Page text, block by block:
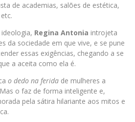
de academias, salões de estética,
Regina Antonia introjeta
da sociedade em que vive, e se pune
essas exigências, chegando a se
a aceita como ela é.
o dedo na ferida de mulheres a
o faz de forma inteligente e,
pela sátira hilariante aos mitos e